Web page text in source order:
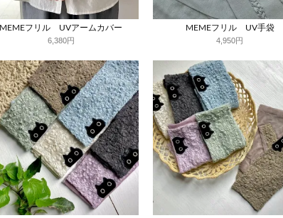
MEMEフリル UVアームカバー
6,380円
MEMEフリル UV手袋
4,950円